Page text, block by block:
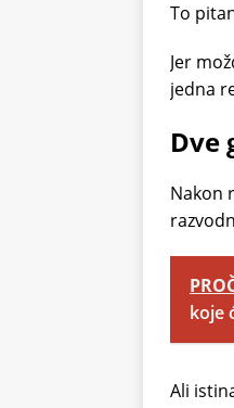
To
Jer
jedna
Dve
Nakon
koje
Ali